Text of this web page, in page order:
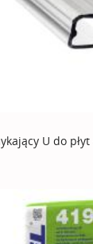
U do płyt